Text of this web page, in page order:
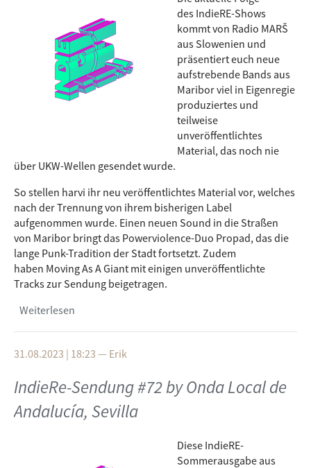
des IndieRE-Shows
kommt von Radio MARŠ
aus Slowenien und
präsentiert euch neue
aufstrebende Bands aus
Maribor viel in Eigenregie
produziertes und
teilweise
unveröffentlichtes
Material, das noch nie
über UKW-Wellen gesendet wurde.
So stellen harvi ihr neu veröffentlichtes Material vor, welches
nach der Trennung von ihrem bisherigen Label
aufgenommen wurde. Einen neuen Sound in die Straßen
von Maribor bringt das Powerviolence-Duo Propad, das die
lange Punk-Tradition der Stadt fortsetzt. Zudem
haben Moving As A Giant mit einigen unveröffentlichte
Tracks zur Sendung beigetragen.
Weiterlesen
31.08.2023 | 18:23 — Erik
IndieRe-Sendung #72 by Onda Local de
Andalucía, Sevilla
Diese IndieRE-
Sommerausgabe aus